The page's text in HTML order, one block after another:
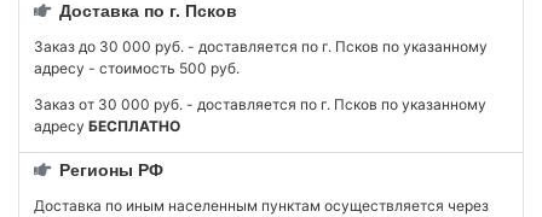
Доставка по г. Псков
Заказ до 30 000 руб. - доставляется по г. Псков по указанному
адресу - стоимость 500 руб.
Заказ от 30 000 руб. - доставляется по г. Псков по указанному
адресу БЕСПЛАТНО
Регионы РФ
Доставка по иным населенным пунктам осуществляется через